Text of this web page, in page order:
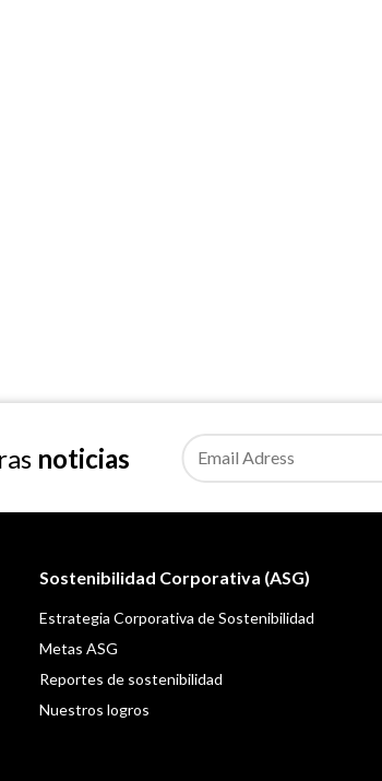
noticias
Sostenibilidad Corporativa (ASG)
Estrategia Corporativa de Sostenibilidad
Metas ASG
Reportes de sostenibilidad
Nuestros logros